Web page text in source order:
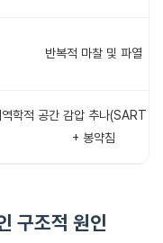
반복적 마찰 및 파열
역학적 공간 감압 추나(SART
+ 봉약침
구조적 원인